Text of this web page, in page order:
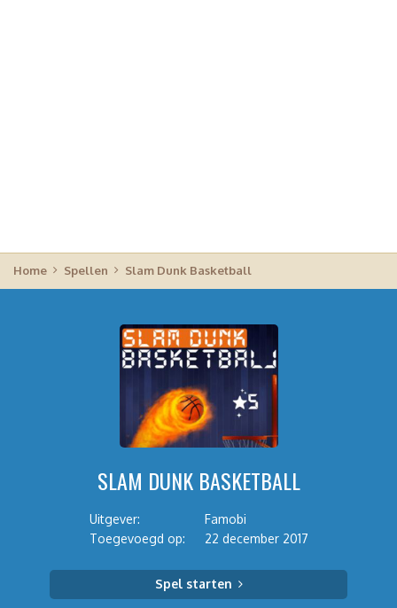
Home Spellen Slam Dunk Basketball
SLAM DUNK BASKETBALL
Uitgever:
Famobi
Toegevoegd op:
22 december 2017
Spel starten